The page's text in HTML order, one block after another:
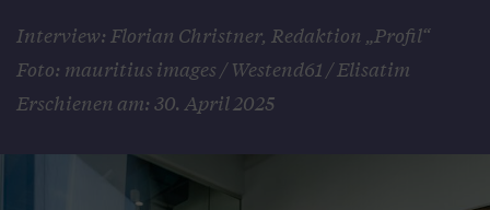
Interview: Florian Christner, Redaktion „Profil“
Foto: mauritius images / Westend61 / Elisatim
Erschienen am: 30. April 2025